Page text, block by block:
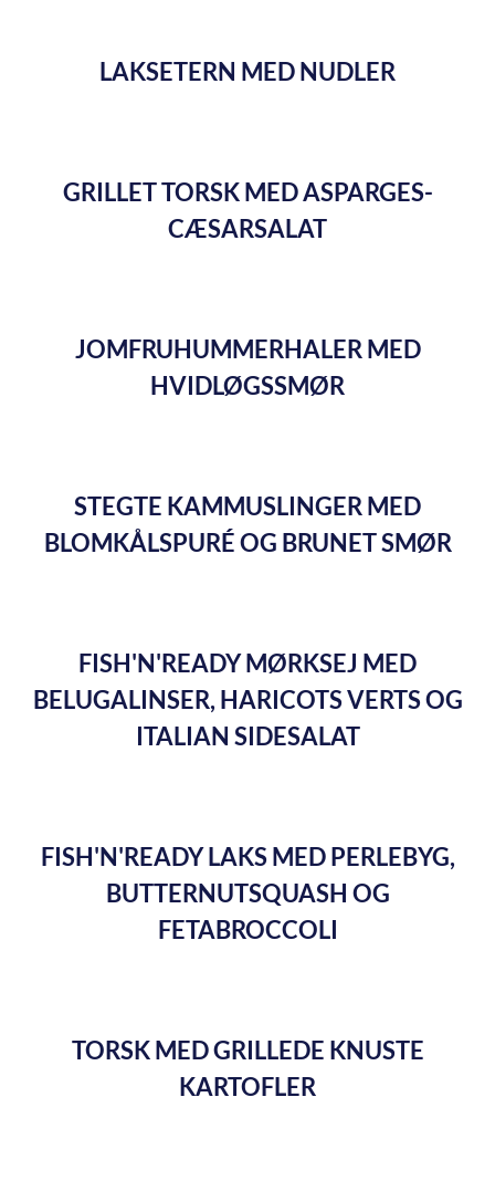
LAKSETERN MED NUDLER
GRILLET TORSK MED ASPARGES-
CÆSARSALAT
JOMFRUHUMMERHALER MED
HVIDLØGSSMØR
STEGTE KAMMUSLINGER MED
BLOMKÅLSPURÉ OG BRUNET SMØR
FISH'N'READY MØRKSEJ MED
BELUGALINSER, HARICOTS VERTS OG
ITALIAN SIDESALAT
FISH'N'READY LAKS MED PERLEBYG,
BUTTERNUTSQUASH OG
FETABROCCOLI
TORSK MED GRILLEDE KNUSTE
KARTOFLER